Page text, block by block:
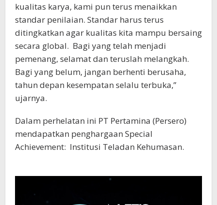
kualitas karya, kami pun terus menaikkan
standar penilaian. Standar harus terus
ditingkatkan agar kualitas kita mampu bersaing
secara global. Bagi yang telah menjadi
pemenang, selamat dan teruslah melangkah.
Bagi yang belum, jangan berhenti berusaha,
tahun depan kesempatan selalu terbuka,”
ujarnya.
Dalam perhelatan ini PT Pertamina (Persero)
mendapatkan penghargaan Special
Achievement: Institusi Teladan Kehumasan.